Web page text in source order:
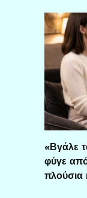
«Βγάλε
φύγε
πλούσια